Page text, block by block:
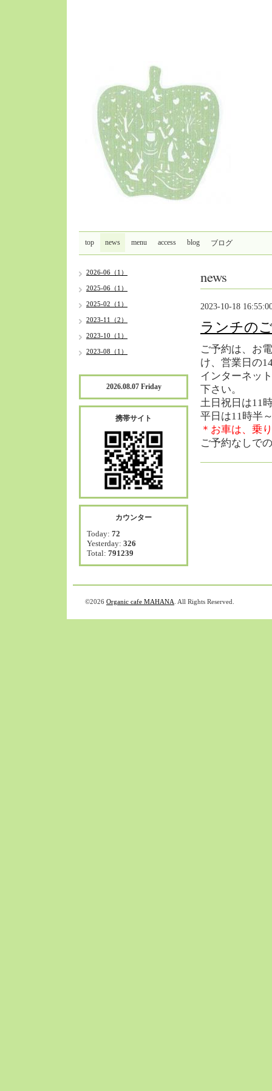
top news menu access blog ブログ
news
2023-10-18
ランチの
ご予約は、お
け、営業日の
インターネッ
下さい。
土日祝日は11
平日は11時半
＊お車は、乗
ご予約なしで
2026-06（1）
2025-06（1）
2025-02（1）
2023-11（2）
2023-10（1）
2023-08（1）
2026.08.07 Friday
携帯サイト
カウンター
Today: 72
Yesterday: 326
Total: 791239
©2026 Organic cafe MAHANA . All Rights Reserved.